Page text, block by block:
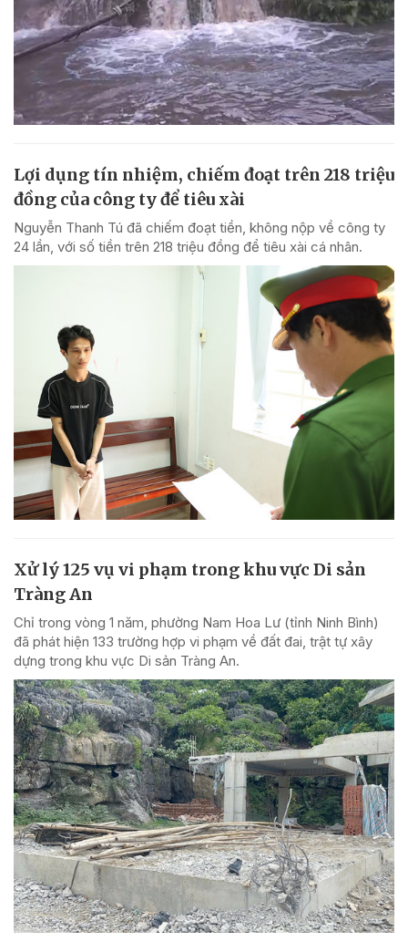
Lợi dụng tín nhiệm, chiếm đoạt trên 218 triệu
đồng của công ty để tiêu xài
Nguyễn Thanh Tú đã chiếm đoạt tiền, không nộp về công ty
24 lần, với số tiền trên 218 triệu đồng để tiêu xài cá nhân.
Xử lý 125 vụ vi phạm trong khu vực Di sản
Tràng An
Chỉ trong vòng 1 năm, phường Nam Hoa Lư (tỉnh Ninh Bình)
đã phát hiện 133 trường hợp vi phạm về đất đai, trật tự xây
dựng trong khu vực Di sản Tràng An.